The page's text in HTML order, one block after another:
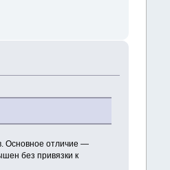
Основное отличие —
без привязки к